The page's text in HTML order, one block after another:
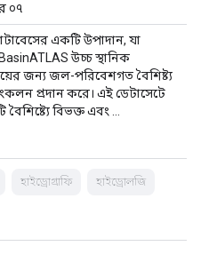
০৭
একটি উপাদান, যা
উচ্চ স্থানিক
জন্য জল-পরিবেশগত বৈশিষ্ট্য
প্রদান করে। এই ডেটাসেটে
বিভক্ত এবং …
হাইড্রোগ্রাফি হাইড্রোলজি